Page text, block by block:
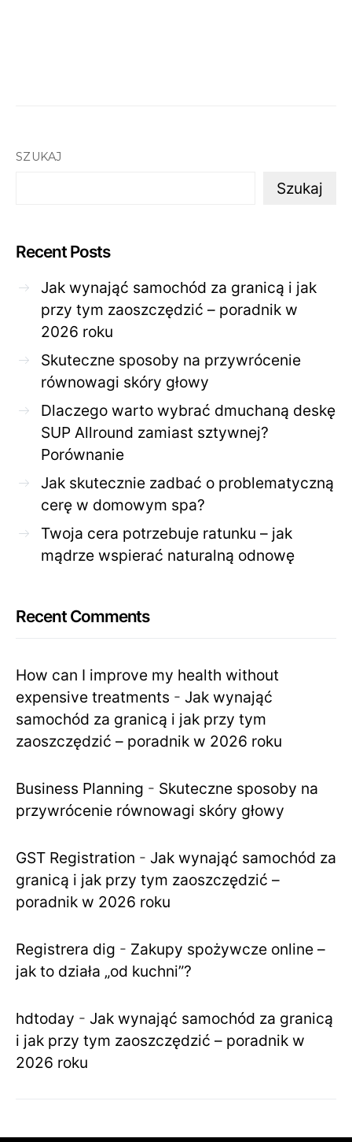
SZUKAJ
Szukaj
Recent Posts
Jak wynająć samochód za granicą i jak
przy tym zaoszczędzić – poradnik w
2026 roku
Skuteczne sposoby na przywrócenie
równowagi skóry głowy
Dlaczego warto wybrać dmuchaną deskę
SUP Allround zamiast sztywnej?
Porównanie
Jak skutecznie zadbać o problematyczną
cerę w domowym spa?
Twoja cera potrzebuje ratunku – jak
mądrze wspierać naturalną odnowę
Recent Comments
How can I improve my health without
expensive treatments - Jak wynająć
samochód za granicą i jak przy tym
zaoszczędzić – poradnik w 2026 roku
Business Planning - Skuteczne sposoby na
przywrócenie równowagi skóry głowy
GST Registration - Jak wynająć samochód za
granicą i jak przy tym zaoszczędzić –
poradnik w 2026 roku
Registrera dig - Zakupy spożywcze online –
jak to działa „od kuchni”?
hdtoday - Jak wynająć samochód za granicą
i jak przy tym zaoszczędzić – poradnik w
2026 roku